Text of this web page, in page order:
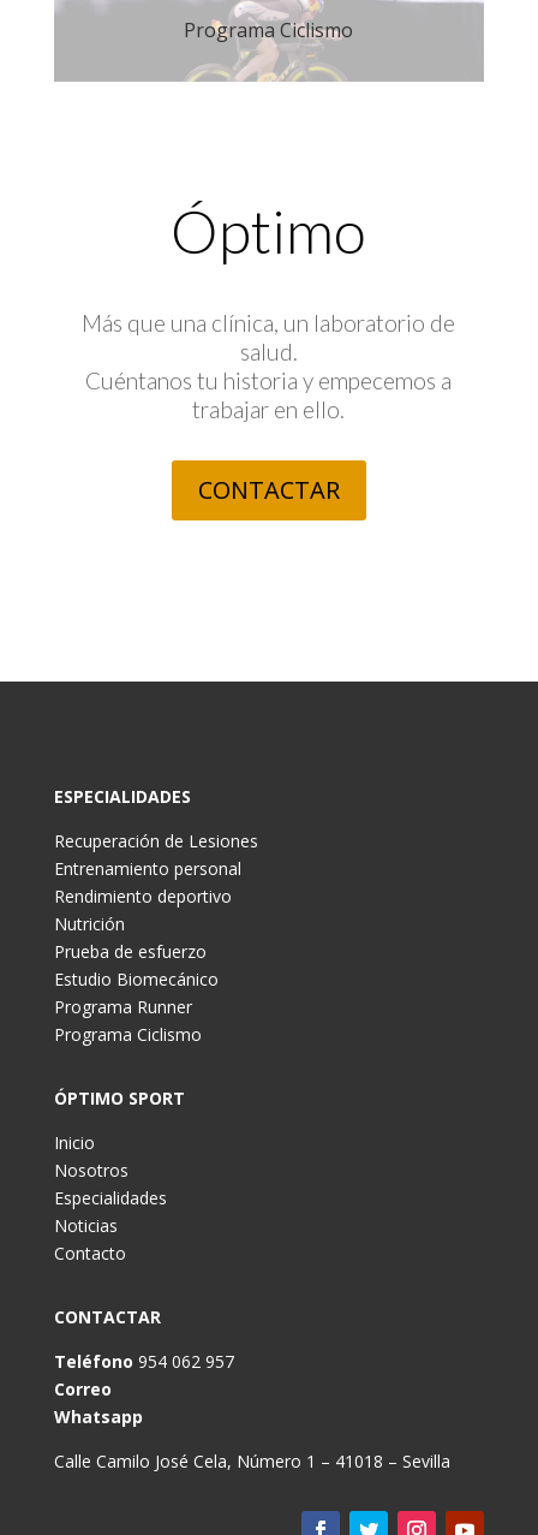
Programa Ciclismo
Óptimo
Más que una clínica, un laboratorio de
salud.
Cuéntanos tu historia y empecemos a
trabajar en ello.
CONTACTAR
ESPECIALIDADES
Recuperación de Lesiones
Entrenamiento personal
Rendimiento deportivo
Nutrición
Prueba de esfuerzo
Estudio Biomecánico
Programa Runner
Programa Ciclismo
ÓPTIMO SPORT
Inicio
Nosotros
Especialidades
Noticias
Contacto
CONTACTAR
Teléfono 954 062 957
Correo
Whatsapp
Calle Camilo José Cela, Número 1 – 41018 – Sevilla